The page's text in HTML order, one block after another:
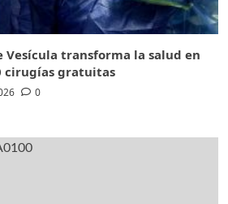
Vesícula transforma la salud en
cirugías gratuitas
0